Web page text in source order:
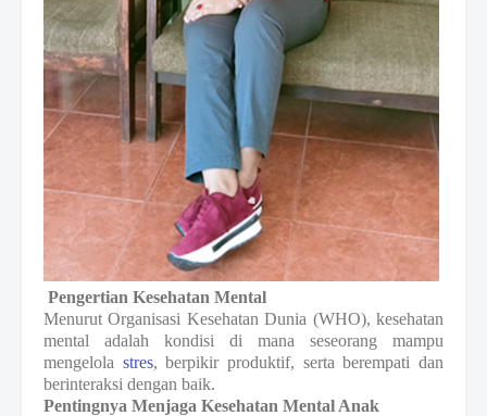
Pengertian Kesehatan Mental
Menurut Organisasi Kesehatan Dunia (WHO), kesehatan
mental adalah kondisi di mana seseorang mampu
mengelola stres, berpikir produktif, serta berempati dan
berinteraksi dengan baik.
Pentingnya Menjaga Kesehatan Mental Anak